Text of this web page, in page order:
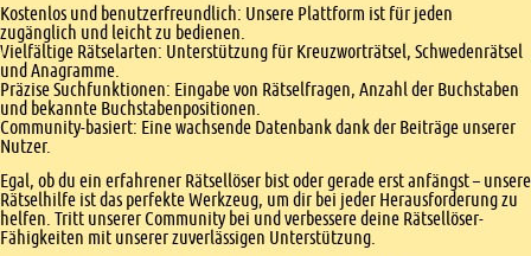
Kostenlos und benutzerfreundlich: Unsere Plattform ist für jeden
zugänglich und leicht zu bedienen.
Vielfältige Rätselarten: Unterstützung für Kreuzworträtsel, Schwedenrätsel
und Anagramme.
Präzise Suchfunktionen: Eingabe von Rätselfragen, Anzahl der Buchstaben
und bekannte Buchstabenpositionen.
Community-basiert: Eine wachsende Datenbank dank der Beiträge unserer
Nutzer.
Egal, ob du ein erfahrener Rätsellöser bist oder gerade erst anfängst – unsere
Rätselhilfe ist das perfekte Werkzeug, um dir bei jeder Herausforderung zu
helfen. Tritt unserer Community bei und verbessere deine Rätsellöser-
Fähigkeiten mit unserer zuverlässigen Unterstützung.